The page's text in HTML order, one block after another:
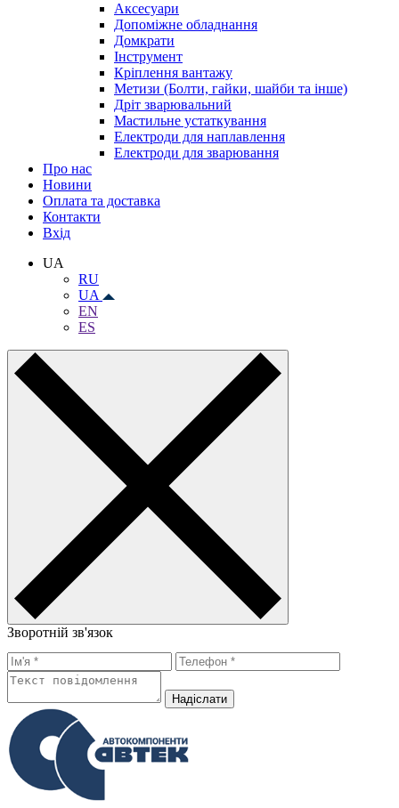
Аксесуари
Допоміжне обладнання
Домкрати
Інструмент
Кріплення вантажу
Метизи (Болти, гайки, шайби та інше)
Дріт зварювальний
Мастильне устаткування
Електроди для наплавлення
Електроди для зварювання
Про нас
Новини
Оплата та доставка
Контакти
Вхiд
UA
RU
UA
EN
ES
Зворотній зв'язок
Надiслати